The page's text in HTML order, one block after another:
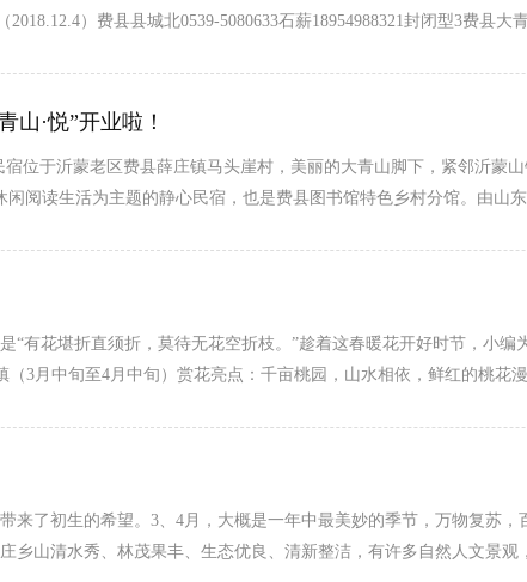
）费县县城北0539-5080633石薪18954988321封闭型3费县
山·悦”开业啦！
位于沂蒙老区费县薛庄镇马头崖村，美丽的大青山脚下，紧邻沂蒙
阅读生活为主题的静心民宿，也是费县图书馆特色乡村分馆。由山
有花堪折直须折，莫待无花空折枝。”趁着这春暖花开好时节，小
3月中旬至4月中旬）赏花亮点：千亩桃园，山水相依，鲜红的桃花
了初生的希望。3、4月，大概是一年中最美妙的季节，万物复苏
乡山清水秀、林茂果丰、生态优良、清新整洁，有许多自然人文景